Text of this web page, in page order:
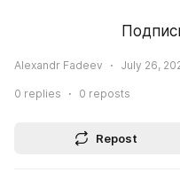
Alexandr Fadeev July 26,
0 replies 0 reposts
Repost